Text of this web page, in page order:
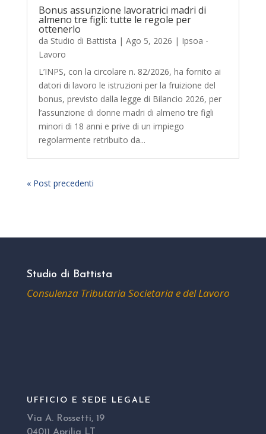
Bonus assunzione lavoratrici madri di
almeno tre figli: tutte le regole per
ottenerlo
da Studio di Battista | Ago 5, 2026 | Ipsoa -
Lavoro
L’INPS, con la circolare n. 82/2026, ha fornito ai
datori di lavoro le istruzioni per la fruizione del
bonus, previsto dalla legge di Bilancio 2026, per
l’assunzione di donne madri di almeno tre figli
minori di 18 anni e prive di un impiego
regolarmente retribuito da...
« Post precedenti
Studio di Battista
Consulenza Tributaria Societaria e del Lavoro
UFFICIO E SEDE LEGALE
Via A. Rossetti, 19